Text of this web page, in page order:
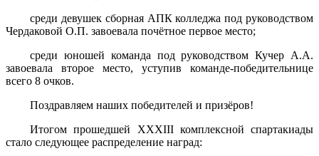
среди девушек сборная АПК колледжа под руководством
Чердаковой О.П. завоевала почётное первое место;
среди юношей команда под руководством Кучер А.А.
завоевала второе место, уступив команде-победительнице
всего 8 очков.
Поздравляем наших победителей и призёров!
Итогом прошедшей XXXIII комплексной спартакиады
стало следующее распределение наград: